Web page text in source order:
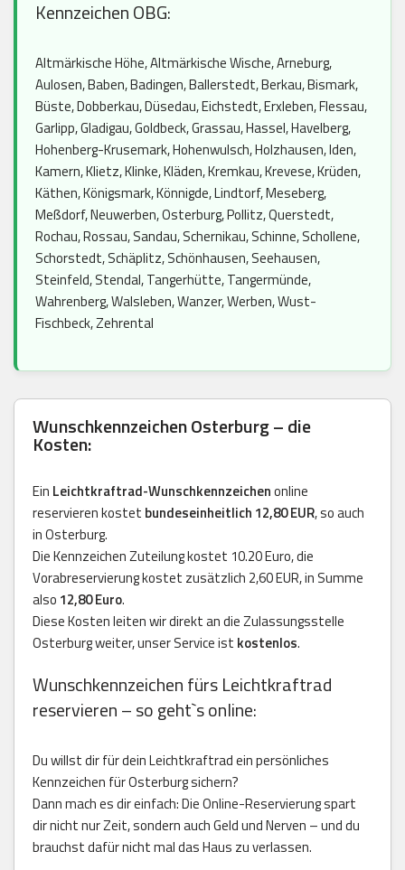
Kennzeichen OBG:
Altmärkische Höhe, Altmärkische Wische, Arneburg,
Aulosen, Baben, Badingen, Ballerstedt, Berkau, Bismark,
Büste, Dobberkau, Düsedau, Eichstedt, Erxleben, Flessau,
Garlipp, Gladigau, Goldbeck, Grassau, Hassel, Havelberg,
Hohenberg-Krusemark, Hohenwulsch, Holzhausen, Iden,
Kamern, Klietz, Klinke, Kläden, Kremkau, Krevese, Krüden,
Käthen, Königsmark, Könnigde, Lindtorf, Meseberg,
Meßdorf, Neuwerben, Osterburg, Pollitz, Querstedt,
Rochau, Rossau, Sandau, Schernikau, Schinne, Schollene,
Schorstedt, Schäplitz, Schönhausen, Seehausen,
Steinfeld, Stendal, Tangerhütte, Tangermünde,
Wahrenberg, Walsleben, Wanzer, Werben, Wust-
Fischbeck, Zehrental
Wunschkennzeichen Osterburg – die
Kosten:
Ein Leichtkraftrad-Wunschkennzeichenonline
reservieren kostet bundeseinheitlich 12,80 EUR, so auch
in Osterburg.
Die Kennzeichen Zuteilung kostet 10.20 Euro, die
Vorabreservierung kostet zusätzlich 2,60 EUR, in Summe
also 12,80 Euro.
Diese Kosten leiten wir direkt an die Zulassungsstelle
Osterburg weiter, unser Service ist kostenlos.
Wunschkennzeichen fürs Leichtkraftrad
reservieren – so geht`s online:
Du willst dir für dein Leichtkraftrad ein persönliches
Kennzeichen für Osterburg sichern?
Dann mach es dir einfach: Die Online-Reservierung spart
dir nicht nur Zeit, sondern auch Geld und Nerven – und du
brauchst dafür nicht mal das Haus zu verlassen.